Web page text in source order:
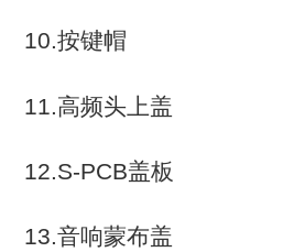
10.按键帽
11.高频头上盖
12.S-PCB盖板
13.音响蒙布盖